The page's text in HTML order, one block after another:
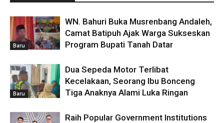
Baru
WN. Bahuri Buka Musrenbang Andaleh,
Camat Batipuh Ajak Warga Sukseskan
Program Bupati Tanah Datar
Baru
Dua Sepeda Motor Terlibat
Kecelakaan, Seorang Ibu Bonceng
Tiga Anaknya Alami Luka Ringan
Raih Popular Government Institutions